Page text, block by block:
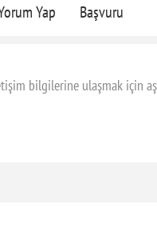
Yap Başvuru
bilgilerine ulaşmak için